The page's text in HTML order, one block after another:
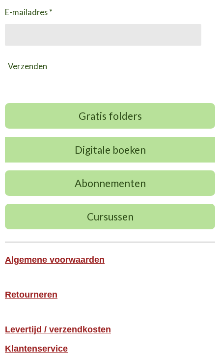
E-mailadres *
Verzenden
Gratis folders
Digitale boeken
Abonnementen
Cursussen
Algemene voorwaarden
Retourneren
Levertijd / verzendkosten
Klantenservice